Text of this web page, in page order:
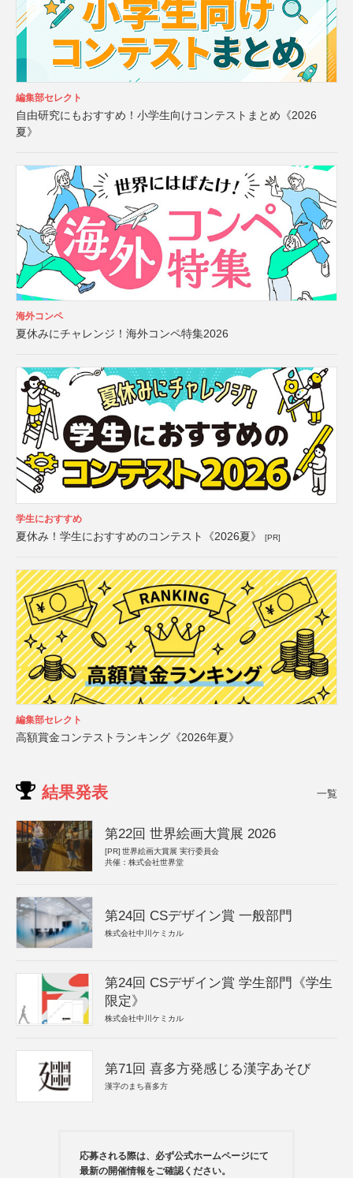
編集部セレクト
自由研究にもおすすめ！小学生向けコンテストまとめ《2026
夏》
海外コンペ
夏休みにチャレンジ！海外コンペ特集2026
学生におすすめ
夏休み！学生におすすめのコンテスト《2026夏》 [PR]
編集部セレクト
高額賞金コンテストランキング《2026年夏》
結果発表 一覧
第22回 世界絵画大賞展 2026
[PR] 世界絵画大賞展 実行委員会
共催：株式会社世界堂
第24回 CSデザイン賞 一般部門
株式会社中川ケミカル
第24回 CSデザイン賞 学生部門《学生
限定》
株式会社中川ケミカル
第71回 喜多方発感じる漢字あそび
漢字のまち喜多方
応募される際は、必ず公式ホームページにて
最新の開催情報をご確認ください。